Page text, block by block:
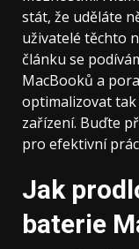
stát, že uděláte
uživatelé těchto
článku se
MacBooků a
optimalizovat
zařízení. Buďte
pro efektivní
Jak
baterie